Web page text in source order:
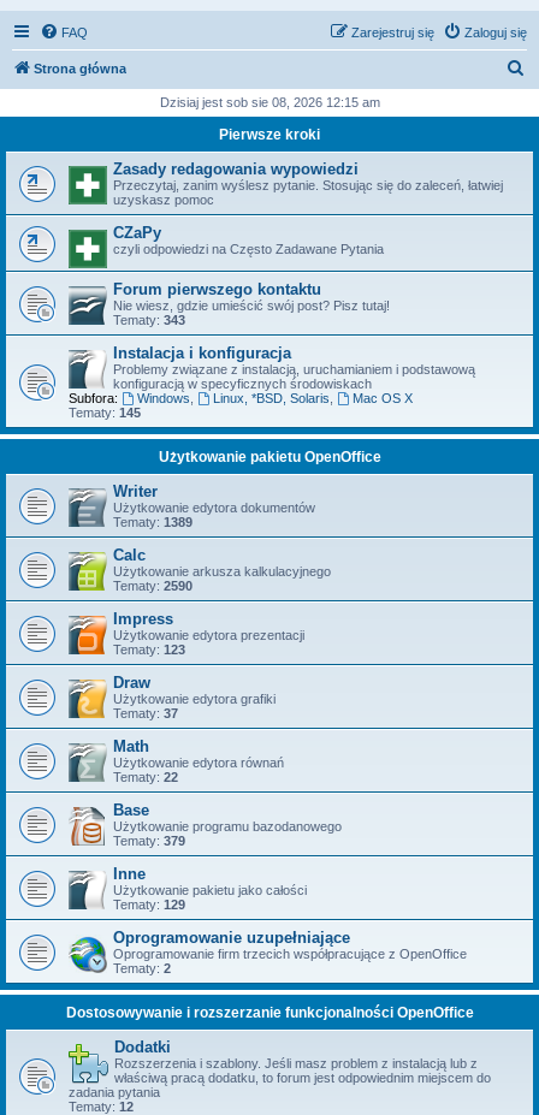
FAQ Zaloguj się
Zarejestruj się
Strona główna
k
j
Dzisiaj jest sob sie 08, 2026 12:15 am
Pierwsze kroki
Zasady redagowania wypowiedzi
Przeczytaj, zanim wyślesz pytanie. Stosując się do zaleceń, łatwiej
uzyskasz pomoc
CZaPy
czyli odpowiedzi na Często Zadawane Pytania
Forum pierwszego kontaktu
Nie wiesz, gdzie umieścić swój post? Pisz tutaj!
Tematy: 343
Instalacja i konfiguracja
Problemy związane z instalacją, uruchamianiem i podstawową
konfiguracją w specyficznych środowiskach
Subfora:
Windows Linux, *BSD, Solaris
Mac OS X
Tematy: 145
Użytkowanie pakietu OpenOffice
Writer
Użytkowanie edytora dokumentów
Tematy: 1389
Calc
Użytkowanie arkusza kalkulacyjnego
Tematy: 2590
Impress
Użytkowanie edytora prezentacji
Tematy: 123
Draw
Użytkowanie edytora grafiki
Tematy: 37
Math
Użytkowanie edytora równań
Tematy: 22
Base
Użytkowanie programu bazodanowego
Tematy: 379
Inne
Użytkowanie pakietu jako całości
Tematy: 129
Oprogramowanie uzupełniające
Oprogramowanie firm trzecich współpracujące z OpenOffice
Tematy: 2
Dostosowywanie i rozszerzanie funkcjonalności OpenOffice
Dodatki
Rozszerzenia i szablony. Jeśli masz problem z instalacją lub z
właściwą pracą dodatku, to forum jest odpowiednim miejscem do
zadania pytania
Tematy: 12